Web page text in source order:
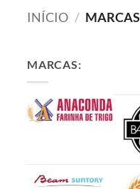
INÍCIO / MARCAS
MARCAS: